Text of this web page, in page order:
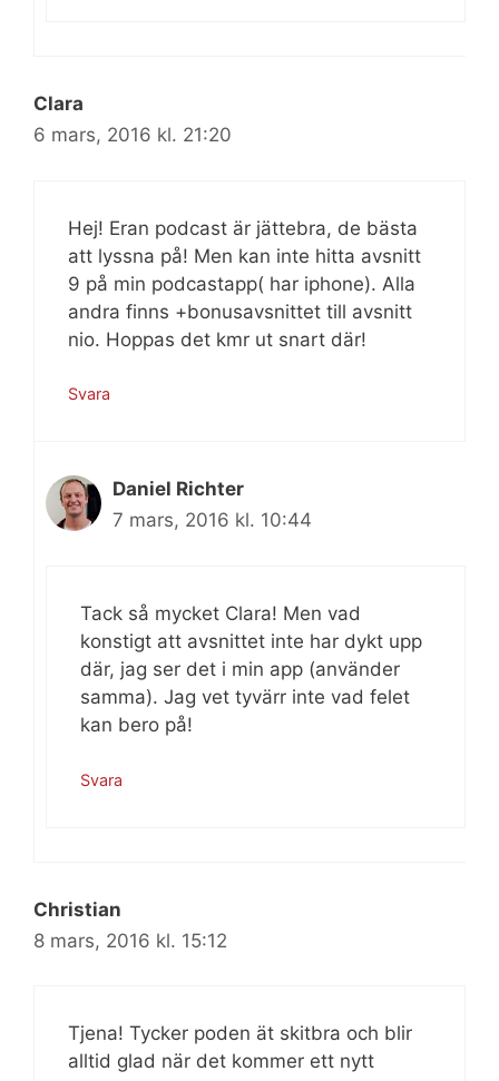
Clara
6 mars, 2016 kl. 21:20
Hej! Eran podcast är jättebra, de bästa
att lyssna på! Men kan inte hitta avsnitt
9 på min podcastapp( har iphone). Alla
andra finns +bonusavsnittet till avsnitt
nio. Hoppas det kmr ut snart där!
Svara
Daniel Richter
7 mars, 2016 kl. 10:44
Tack så mycket Clara! Men vad
konstigt att avsnittet inte har dykt upp
där, jag ser det i min app (använder
samma). Jag vet tyvärr inte vad felet
kan bero på!
Svara
Christian
8 mars, 2016 kl. 15:12
Tjena! Tycker poden ät skitbra och blir
alltid glad när det kommer ett nytt